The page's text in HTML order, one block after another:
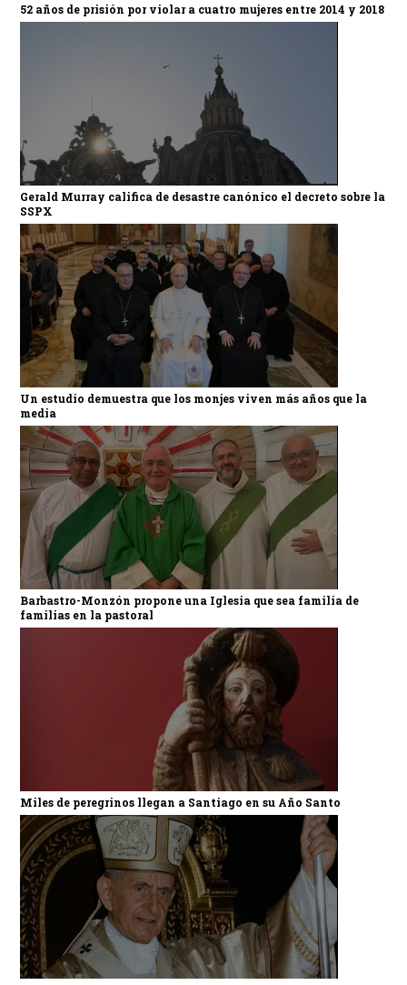
52 años de prisión por violar a cuatro mujeres entre 2014 y 2018
Gerald Murray califica de desastre canónico el decreto sobre la
SSPX
Un estudio demuestra que los monjes viven más años que la
media
Barbastro-Monzón propone una Iglesia que sea familia de
familias en la pastoral
Miles de peregrinos llegan a Santiago en su Año Santo